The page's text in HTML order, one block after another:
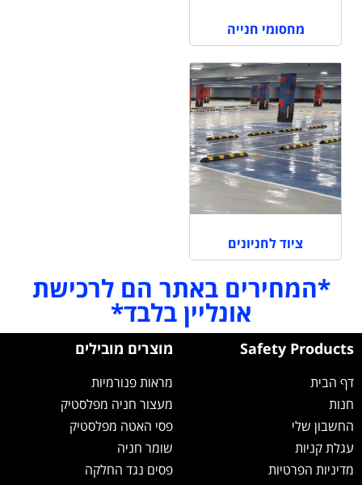
מחסומי חנייה
ציוד לחניונים
*המחירים באתר הם לרכישת
אונליין בלבד*
Safety Products
דף הבית
חנות
החשבון שלי
עגלת קניות
מדיניות הפרטיות
מוצרים מובילים
מראות פנורמיות
מעצור חניה מפלסטיק
פסי האטה מפלסטיק
שומר חניה
פסים נגד החלקה